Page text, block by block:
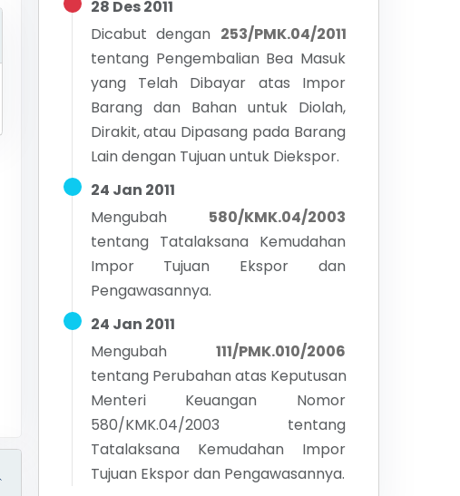
28 Des 2011
Dicabut dengan 253/PMK.04/2011
tentang Pengembalian Bea Masuk
yang Telah Dibayar atas Impor
Barang dan Bahan untuk Diolah,
Dirakit, atau Dipasang pada Barang
Lain dengan Tujuan untuk Diekspor.
24 Jan 2011
Mengubah
580/KMK.04/2003
tentang Tatalaksana Kemudahan
Impor Tujuan Ekspor dan
Pengawasannya.
24 Jan 2011
Mengubah
111/PMK.010/2006
tentang Perubahan atas Keputusan
Menteri Keuangan Nomor
580/KMK.04/2003 tentang
Tatalaksana Kemudahan Impor
Tujuan Ekspor dan Pengawasannya.